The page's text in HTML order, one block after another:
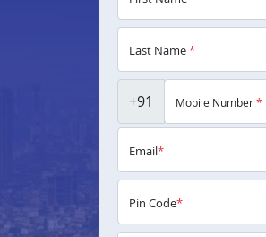
Last Name*
+91 Mobile Number*
Email*
Pin Code*